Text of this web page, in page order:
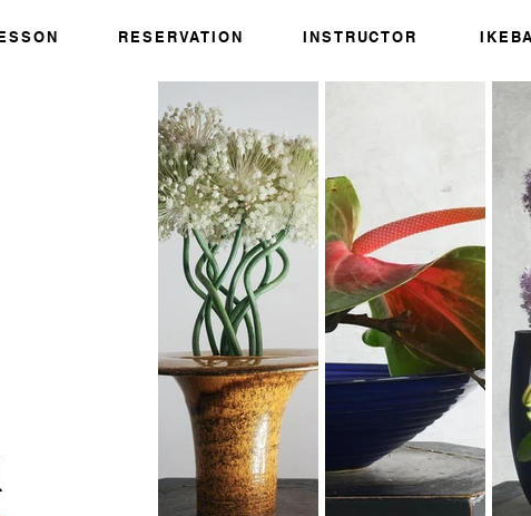
RESERVATION INSTRUCTOR